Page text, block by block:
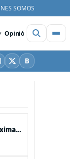
SOMOS
Opinión Videos
X BBluesky